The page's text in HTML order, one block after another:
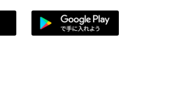
App Storeからダウンロード